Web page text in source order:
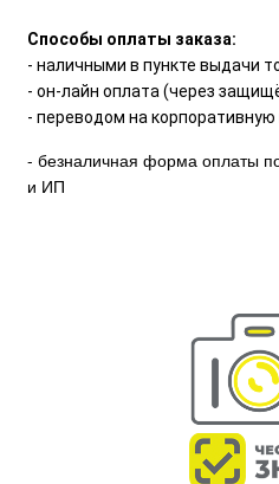
Способы оплаты заказа:
- наличными в пункте выдачи
- он-лайн оплата (через
- переводом на корпоративную
- безналичная форма оплаты
и ИП